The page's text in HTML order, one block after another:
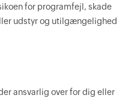
for programfejl, skade
udstyr og utilgængelighed
ansvarlig over for dig eller